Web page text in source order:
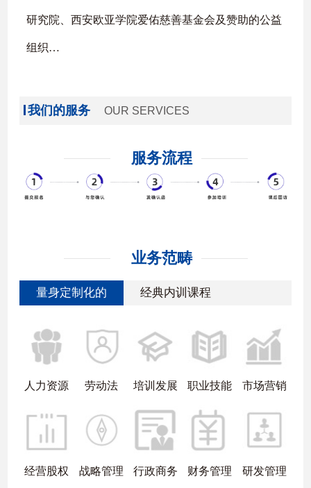
研究院、西安欧亚学院爱佑慈善基金会及赞助的公益
组织…
我们的服务 OUR SERVICES
服务流程
业务范畴
量身定制化的 经典内训课程
人力资源 劳动法 培训发展 职业技能 市场营销
经营股权 战略管理 行政商务 财务管理 研发管理